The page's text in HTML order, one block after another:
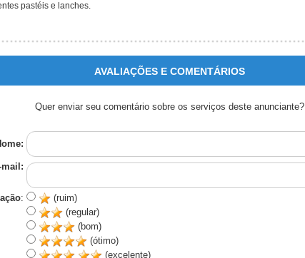
pastéis e lanches.
AVALIAÇÕES E COMENTÁRIOS
Quer enviar seu comentário sobre os serviços deste anunciante?
mail:
:
(ruim)
(regular)
(bom)
(ótimo)
(excelente)